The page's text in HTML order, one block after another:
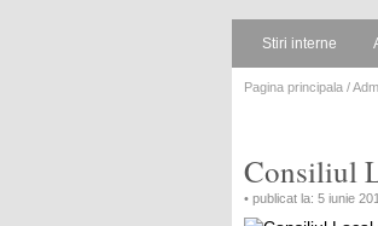
Stiri interne
Pagina principala /
Consiliul
• publicat la: 5 iunie